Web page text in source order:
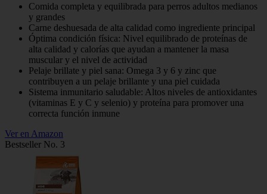
Comida completa y equilibrada para perros adultos medianos
y grandes
Carne deshuesada de alta calidad como ingrediente principal
Óptima condición física: Nivel equilibrado de proteínas de
alta calidad y calorías que ayudan a mantener la masa
muscular y el nivel de actividad
Pelaje brillate y piel sana: Omega 3 y 6 y zinc que
contribuyen a un pelaje brillante y una piel cuidada
Sistema inmunitario saludable: Altos niveles de antioxidantes
(vitaminas E y C y selenio) y proteína para promover una
correcta función inmune
Ver en Amazon
Bestseller No. 3